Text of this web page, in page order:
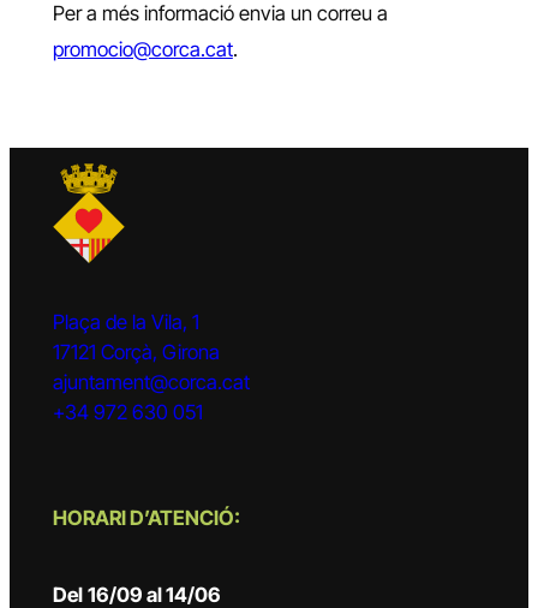
Per a més informació envia un correu a
promocio@corca.cat.
Plaça de la Vila, 1
17121 Corçà, Girona
ajuntament@corca.cat
+34 972 630 051
HORARI D’ATENCIÓ:
Del 16/09 al 14/06